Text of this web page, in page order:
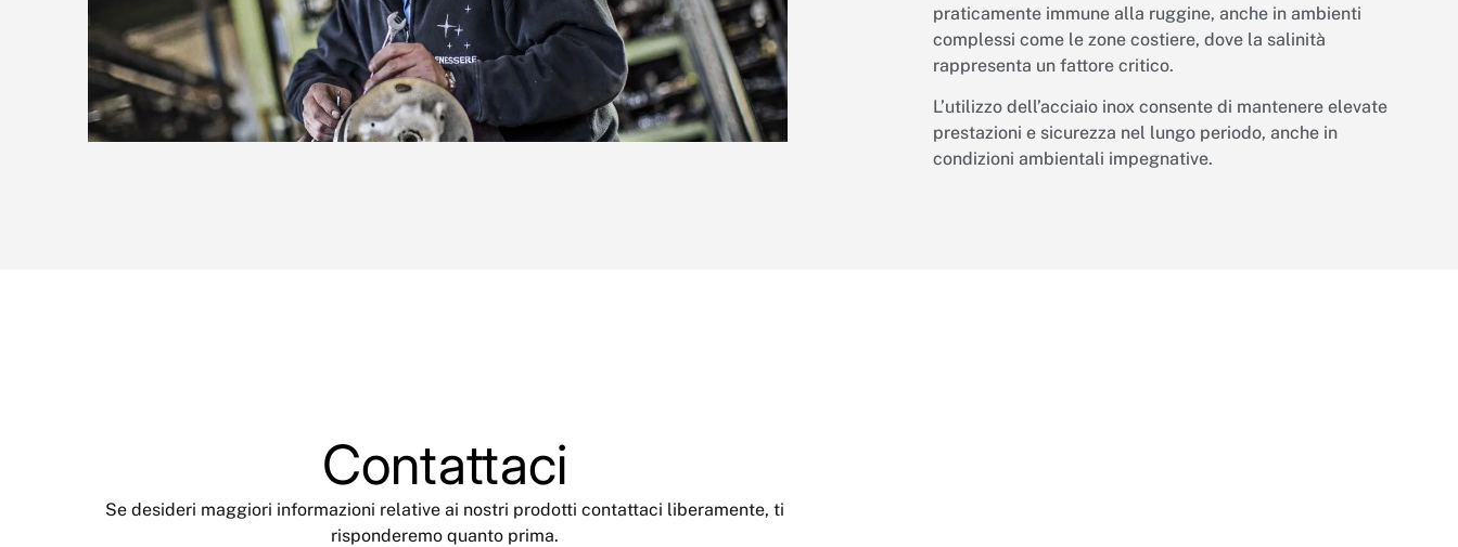
praticamente immune alla ruggine, anche in ambienti
complessi come le zone costiere, dove la salinità
rappresenta un fattore critico.
L’utilizzo dell’acciaio inox consente di mantenere elevate
prestazioni e sicurezza nel lungo periodo, anche in
condizioni ambientali impegnative.
Contattaci
Se desideri maggiori informazioni relative ai nostri prodotti contattaci liberamente, ti
risponderemo quanto prima.